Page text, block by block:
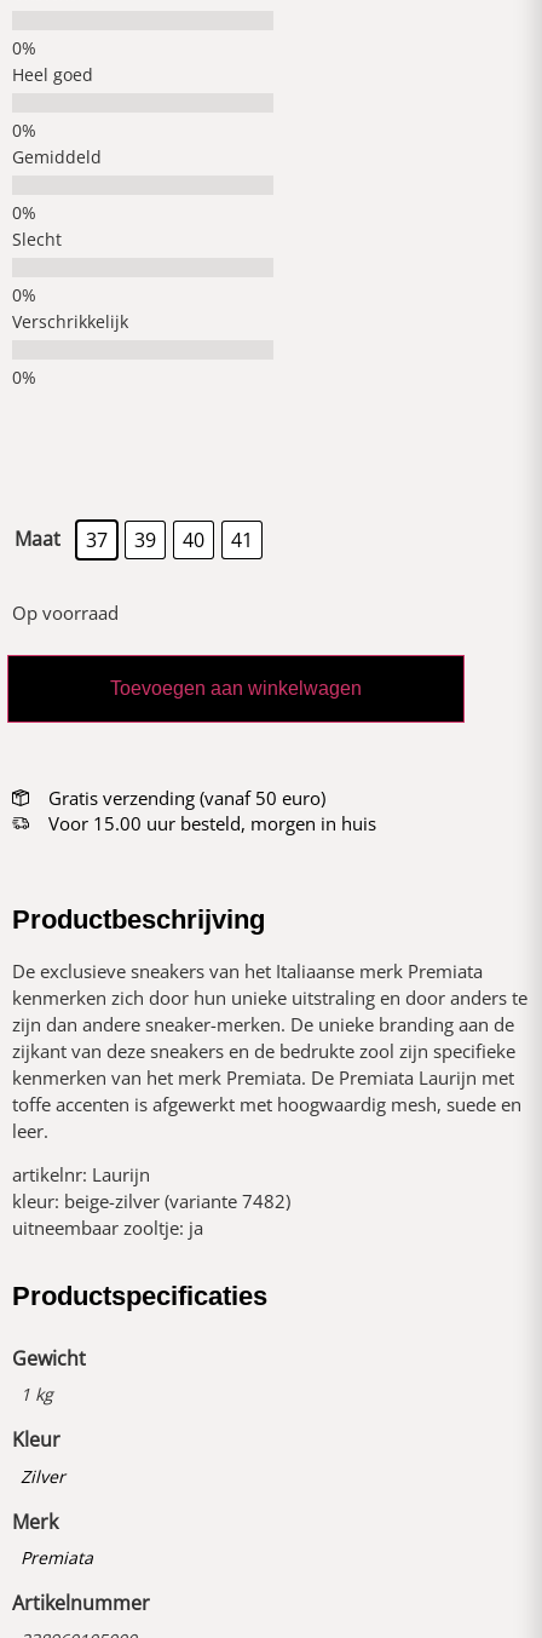
Heel goed
Gemiddeld
Slecht
Verschrikkelijk
Maat 37 39 40 41
Op voorraad
Toevoegen aan winkelwagen
Gratis verzending (vanaf 50 euro)
Voor 15.00 uur besteld, morgen in huis
Productbeschrijving
De exclusieve sneakers van het Italiaanse merk Premiata
kenmerken zich door hun unieke uitstraling en door anders te
zijn dan andere sneaker-merken. De unieke branding aan de
zijkant van deze sneakers en de bedrukte zool zijn specifieke
kenmerken van het merk Premiata. De Premiata Laurijn met
toffe accenten is afgewerkt met hoogwaardig mesh, suede en
leer.
artikelnr: Laurijn
kleur: beige-zilver (variante 7482)
uitneembaar zooltje: ja
Productspecificaties
Gewicht
1 kg
Kleur
Zilver
Merk
Premiata
Artikelnummer